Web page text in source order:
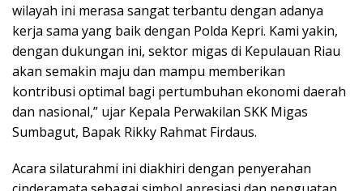
wilayah ini merasa sangat terbantu dengan adanya
kerja sama yang baik dengan Polda Kepri. Kami yakin,
dengan dukungan ini, sektor migas di Kepulauan Riau
akan semakin maju dan mampu memberikan
kontribusi optimal bagi pertumbuhan ekonomi daerah
dan nasional,” ujar Kepala Perwakilan SKK Migas
Sumbagut, Bapak Rikky Rahmat Firdaus.
Acara silaturahmi ini diakhiri dengan penyerahan